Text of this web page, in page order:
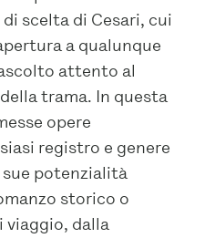
scelta di Cesari, cui
a qualunque
attento al
trama. In questa
opere
registro e genere
potenzialità
storico o
viaggio, dalla